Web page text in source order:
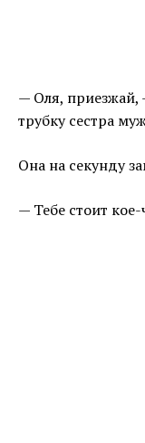
— Оля, приезжай,
трубку сестра
Она на секунду
— Тебе стоит